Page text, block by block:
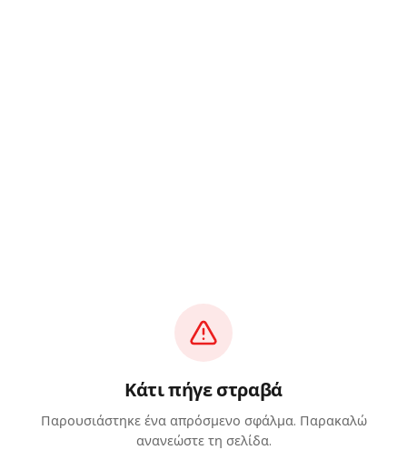
Κάτι πήγε στραβά
Παρουσιάστηκε ένα απρόσμενο σφάλμα. Παρακαλώ
ανανεώστε τη σελίδα.